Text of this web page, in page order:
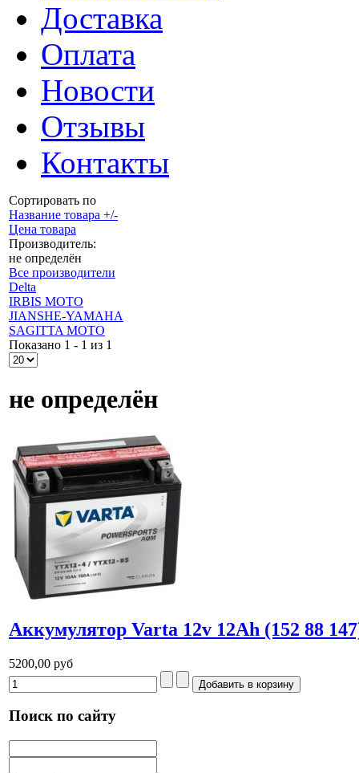
Доставка
Оплата
Новости
Отзывы
Контакты
Сортировать по
Название товара +/-
Цена товара
Производитель:
не определён
Все производители
Delta
IRBIS MOTO
JIANSHE-YAMAHA
SAGITTA MOTO
Показано 1 - 1 из 1
не определён
Аккумулятор Varta 12v 12Ah (152 88
5200,00 руб
Поиск по сайту